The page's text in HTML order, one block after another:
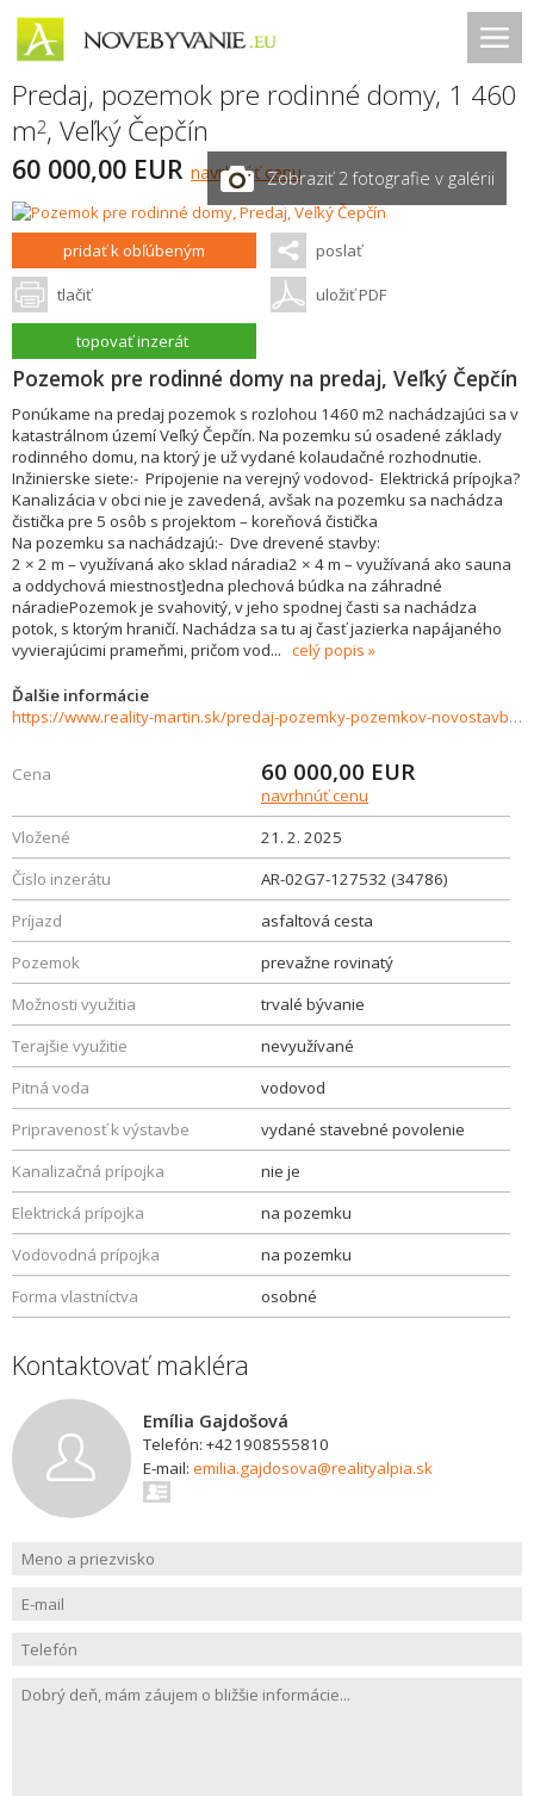
Predaj, pozemok pre rodinné domy, 1 460
m2, Veľký Čepčín
60 000,00 EUR navrhnúť cenuZobraziť 2 fotografie v galérii
pridať k obľúbeným poslať
tlačiť uložiť PDF
topovať inzerát
Pozemok pre rodinné domy na predaj, Veľký Čepčín
Ponúkame na predaj pozemok s rozlohou 1460 m2 nachádzajúci sa v
katastrálnom území Veľký Čepčín. Na pozemku sú osadené základy
rodinného domu, na ktorý je už vydané kolaudačné rozhodnutie.
Inžinierske siete:- Pripojenie na verejný vodovod- Elektrická prípojka?
Kanalizácia v obci nie je zavedená, avšak na pozemku sa nachádza
čistička pre 5 osôb s projektom – koreňová čistička
Na pozemku sa nachádzajú:- Dve drevené stavby:
2 × 2 m – využívaná ako sklad náradia2 × 4 m – využívaná ako sauna
a oddychová miestnosťJedna plechová búdka na záhradné
náradiePozemok je svahovitý, v jeho spodnej časti sa nachádza
potok, s ktorým hraničí. Nachádza sa tu aj časť jazierka napájaného
vyvierajúcimi prameňmi, pričom vod... celý popis
Ďalšie informácie
https://www.reality-martin.sk/predaj-pozemky-pozemkov-novostavby/Pozemok-pre-rodinne-domy-na-predaj-Velky-Cepcin-34786/?utm_source=areality&utm_medium=xml&utm_term=34786&utm_content=chalupa&utm_campaign=portaly
Cena 60 000,00 EUR
navrhnúť cenu
Vložené
21. 2. 2025
Číslo inzerátu
AR-02G7-127532 (34786)
Príjazd
asfaltová cesta
Pozemok
prevažne rovinatý
Možnosti využitia
trvalé bývanie
Terajšie využitie
nevyužívané
Pitná voda
vodovod
Pripravenosť k výstavbe
vydané stavebné povolenie
Kanalizačná prípojka
nie je
Elektrická prípojka
na pozemku
Vodovodná prípojka
na pozemku
Forma vlastníctva
osobné
Kontaktovať makléra
Emília Gajdošová
Telefón: +421908555810
E-mail: emilia.gajdosova@realityalpia.sk